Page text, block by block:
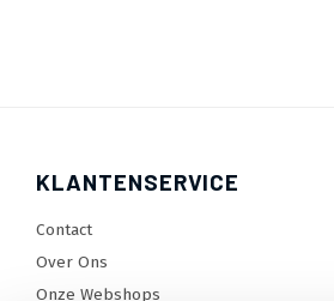
KLANTENSERVICE
Contact
Over Ons
Onze Webshops